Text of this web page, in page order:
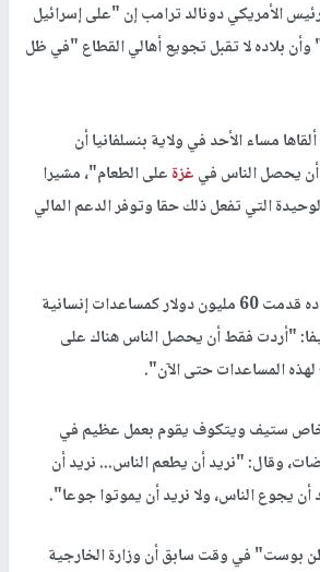
الأمريكي دونالد ترامب إن "على إسرائيل
وأن بلاده لا تقبل تجويع أهالي القطاع "في ظل
مساء الأحد في ولاية بنسلفانيا أن
أن يحصل الناس فيغزةعلى الطعام"، مشيرا
التي تفعل ذلك حقا وتوفر الدعم المالي
وكشف ترامب عن أن بلاده قدمت 60 مليون دولار كمساعدات إنسانية
"أردت فقط أن يحصل الناس هناك على
لهذه المساعدات حتى الآن".
ستيف ويتكوف يقوم بعمل عظيم في
وقال: "نريد أن يطعم الناس... نريد أن
أن يجوع الناس، ولا نريد أن يموتوا جوعا".
في وقت سابق أن وزارة الخارجية